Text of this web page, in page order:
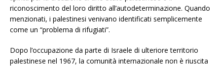
riconoscimento del loro diritto all’autodeterminazione. Quando
menzionati, i palestinesi venivano identificati semplicemente
come un “problema di rifugiati”.
Dopo l’occupazione da parte di Israele di ulteriore territorio
palestinese nel 1967, la comunità internazionale non è riuscita